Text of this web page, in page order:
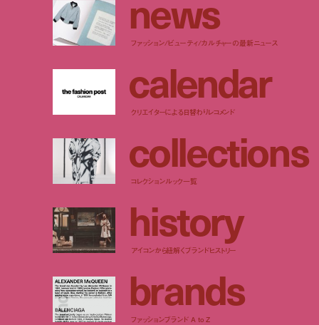
news
ファッション/ビューティ/カルチャーの最新ニュース
calendar
クリエイターによる日替わりレコメンド
collections
コレクションルック一覧
history
アイコンから紐解くブランドヒストリー
brands
ファッションブランド A to Z